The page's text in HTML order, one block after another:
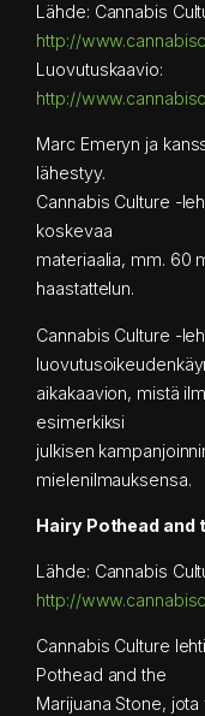
Lähde: Cannabis
http://
Luovutuskaavio:
http://
Marc Emeryn ja
lähestyy.
Cannabis Culture -
koskevaa
materiaalia, mm. 60
haastattelun.
Cannabis Culture -
aikakaavion, mistä
esimerkiksi
julkisen
mielenilmauksensa.
Hairy Pothead and
Lähde: Cannabis
http://
Cannabis Culture
Pothead and the
Marijuana Stone,